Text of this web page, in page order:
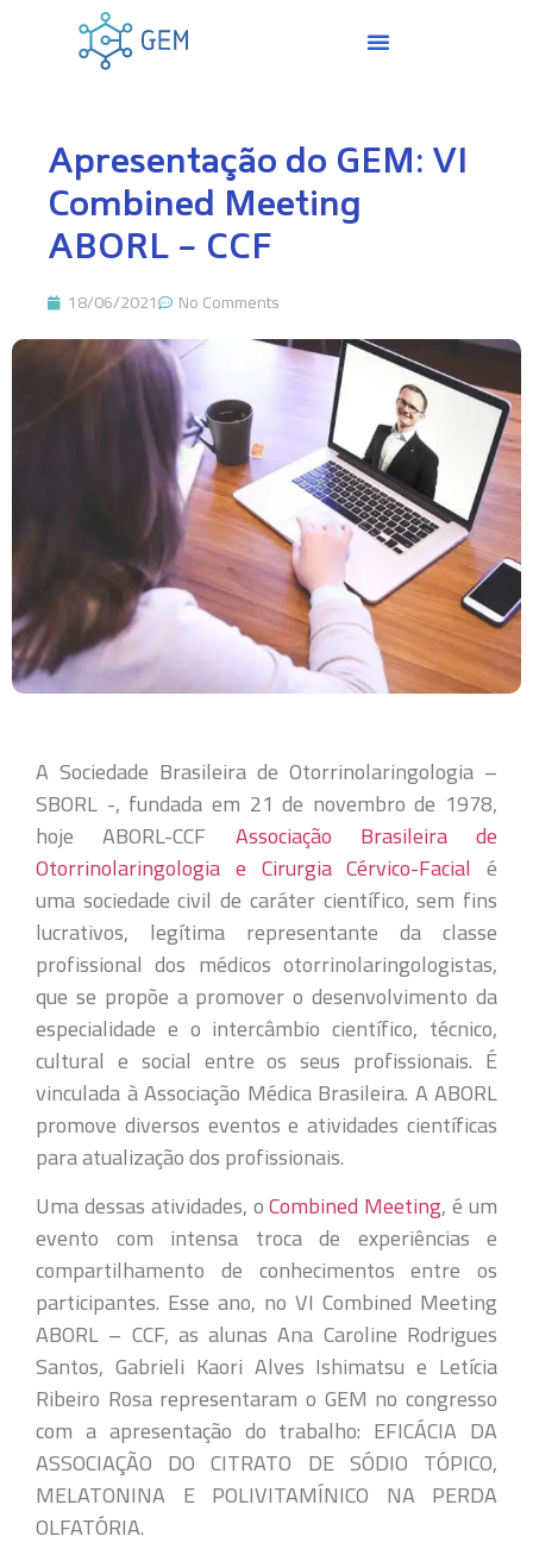
Apresentação do GEM: VI
Combined Meeting
ABORL – CCF
18/06/2021 No Comments
A Sociedade Brasileira de Otorrinolaringologia –
SBORL -, fundada em 21 de novembro de 1978,
hoje ABORL-CCF Associação Brasileira de
Otorrinolaringologia e Cirurgia Cérvico-Facial é
uma sociedade civil de caráter científico, sem fins
lucrativos, legítima representante da classe
profissional dos médicos otorrinolaringologistas,
que se propõe a promover o desenvolvimento da
especialidade e o intercâmbio científico, técnico,
cultural e social entre os seus profissionais. É
vinculada à Associação Médica Brasileira. A ABORL
promove diversos eventos e atividades científicas
para atualização dos profissionais.
Uma dessas atividades, oCombined Meeting, é um
evento com intensa troca de experiências e
compartilhamento de conhecimentos entre os
participantes. Esse ano, no VI Combined Meeting
ABORL – CCF, as alunas Ana Caroline Rodrigues
Santos, Gabrieli Kaori Alves Ishimatsu e Letícia
Ribeiro Rosa representaram o GEM no congresso
com a apresentação do trabalho: EFICÁCIA DA
ASSOCIAÇÃO DO CITRATO DE SÓDIO TÓPICO,
MELATONINA E POLIVITAMÍNICO NA PERDA
OLFATÓRIA.